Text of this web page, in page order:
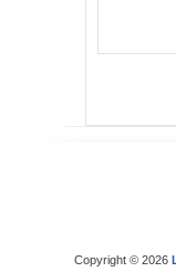
Copyright © 2026